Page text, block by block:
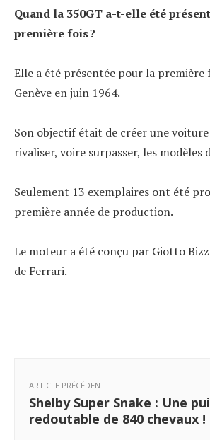
Quand la 350GT a-t-elle été
première fois ?
Elle a été présentée pour la première
Genève en juin 1964.
Son objectif était de créer une
rivaliser, voire surpasser, les modèles
Seulement 13 exemplaires ont été
première année de production.
Le moteur a été conçu par Giotto
de Ferrari.
ARTICLE PRÉCÉDENT
Shelby Super Snake : Une
redoutable de 840 chevaux !